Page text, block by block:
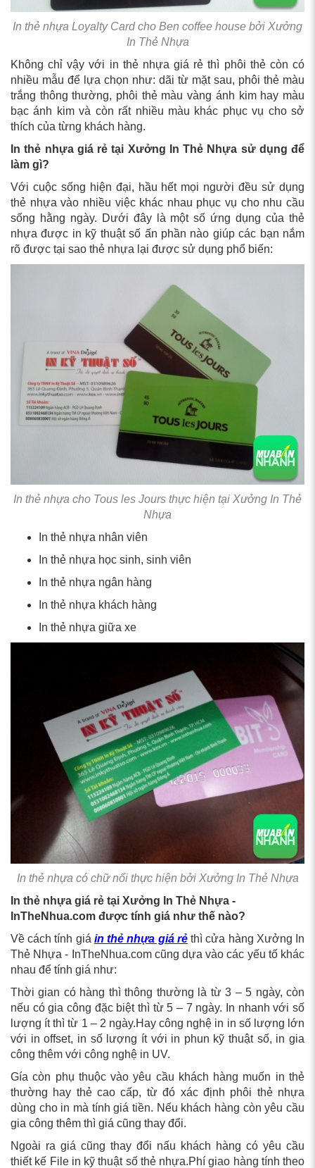
In thẻ nhựa Loyalty Card cho Ben coffee house bởi Xưởng
In Thẻ Nhựa
Không chỉ vậy với in thẻ nhựa giá rẻ thì phôi thẻ còn có
nhiều mẫu để lựa chọn như: dãi từ mặt sau, phôi thẻ màu
trắng thông thường, phôi thẻ màu vàng ánh kim hay màu
bạc ánh kim và còn rất nhiều màu khác phục vụ cho sở
thích của từng khách hàng.
In thẻ nhựa giá rẻ tại Xưởng In Thẻ Nhựa sử dụng để
làm gì?
Với cuộc sống hiện đại, hầu hết mọi người đều sử dụng
thẻ nhựa vào nhiều việc khác nhau phục vụ cho nhu cầu
sống hằng ngày. Dưới đây là một số ứng dụng của thẻ
nhựa được in kỹ thuật số ấn phần nào giúp các bạn nắm
rõ được tại sao thẻ nhựa lại được sử dụng phổ biến:
In thẻ nhựa cho Tous les Jours thực hiện tại Xưởng In Thẻ
Nhựa
In thẻ nhựa nhân viên
In thẻ nhựa học sinh, sinh viên
In thẻ nhựa ngân hàng
In thẻ nhựa khách hàng
In thẻ nhựa giữa xe
In thẻ nhựa có chữ nổi thực hiện bởi Xưởng In Thẻ Nhựa
In thẻ nhựa giá rẻ tại Xưởng In Thẻ Nhựa -
InTheNhua.com được tính giá như thế nào?
Về cách tính giá in thẻ nhựa giá rẻthì cửa hàng Xưởng In
Thẻ Nhựa - InTheNhua.com cũng dựa vào các yếu tố khác
nhau để tính giá như:
Thời gian có hàng thì thông thường là từ 3 – 5 ngày, còn
nếu có gia công đặc biệt thì từ 5 – 7 ngày. In nhanh với số
lượng ít thì từ 1 – 2 ngày.Hay công nghệ in in số lượng lớn
với in offset, in số lượng ít với in phun kỹ thuật số, in gia
công thêm với công nghệ in UV.
Gía còn phụ thuộc vào yêu cầu khách hàng muốn in thẻ
thường hay thẻ cao cấp, từ đó xác định phôi thẻ nhựa
dùng cho in mà tính giá tiền. Nếu khách hàng còn yêu cầu
gia công thêm thì giá cũng thay đổi.
Ngoài ra giá cũng thay đổi nấu khách hàng có yêu cầu
thiết kế File in kỹ thuật số thẻ nhựa.Phí giao hàng tính theo